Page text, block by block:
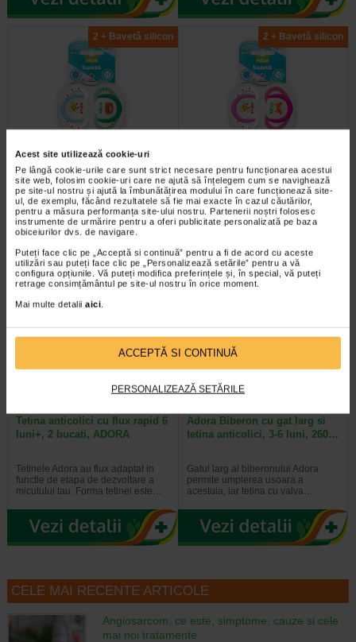
Acest site utilizează cookie-uri
Pe lângă cookie-urile care sunt strict necesare pentru funcționarea acestui
site web, folosim cookie-uri care ne ajută să înțelegem cum se navighează
pe site-ul nostru și ajută la îmbunătățirea modului în care funcționează site-
ul, de exemplu, făcând rezultatele să fie mai exacte în cazul căutărilor,
pentru a măsura performanța site-ului nostru. Partenerii noștri folosesc
instrumente de urmărire pentru a oferi publicitate personalizată pe baza
obiceiurilor dvs. de navigare.
Puteți face clic pe „Acceptă si continuă” pentru a fi de acord cu aceste
utilizări sau puteți face clic pe „Personalizează setările” pentru a vă
configura opțiunile. Vă puteți modifica preferințele și, în special, vă puteți
retrage consimțământul pe site-ul nostru în orice moment.
Mai multe detalii aici.
ACCEPTĂ SI CONTINUĂ
PERSONALIZEAZĂ SETĂRILE
2 + Bavetă silicon
Adora Suzeta silicon, cutie
sterilizare inclusa, 18 luni +…
Suzetele Adora au un design
special, cu orificii mari, care permit
pielii delicate a bebelusului sa…
2 + Bavetă silicon
sterilizare inclusa, 18 luni +…
Suzetele Adora au un design
special, cu orificii mari, care permit
pielii delicate a bebelusului sa…
2 + Bavetă silicon
Tetina anticolici cu flux rapid 6
luni+, 2 bucati, ADORA
Tetinele Adora au flux adaptat in
functie de etapa de dezvoltare a
micutului tau. Forma tetinei este…
Adora Biberon cu gat larg si
tetina anticolici, 3-6 luni, 260…
Gatul larg al biberonului Adora
permite umplerea usoara a
acestuia, iar tetina cu valva…
CELE MAI RECENTE ARTICOLE
Angiosarcom: ce este, simptome, cauze si cele
mai noi tratamente